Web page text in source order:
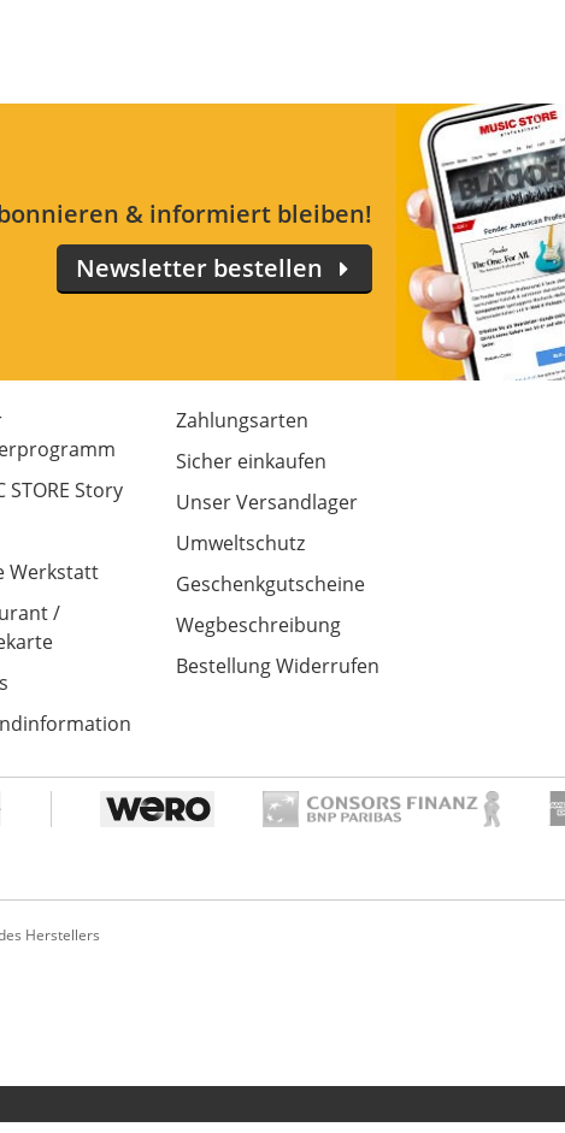
& informiert bleiben!
Newsletter bestellen
STORE Story
Werkstatt
/
Zahlungsarten
Sicher einkaufen
Unser Versandlager
Umweltschutz
Geschenkgutscheine
Wegbeschreibung
Bestellung Widerrufen
Herstellers